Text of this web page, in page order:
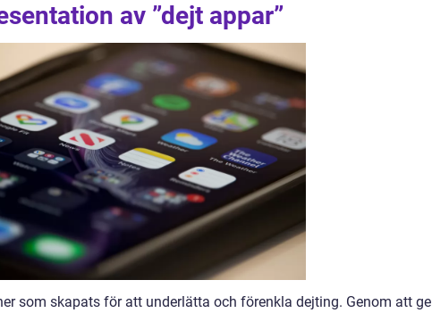
av ”dejt appar”
som skapats för att underlätta och förenkla dejting. Genom att ge